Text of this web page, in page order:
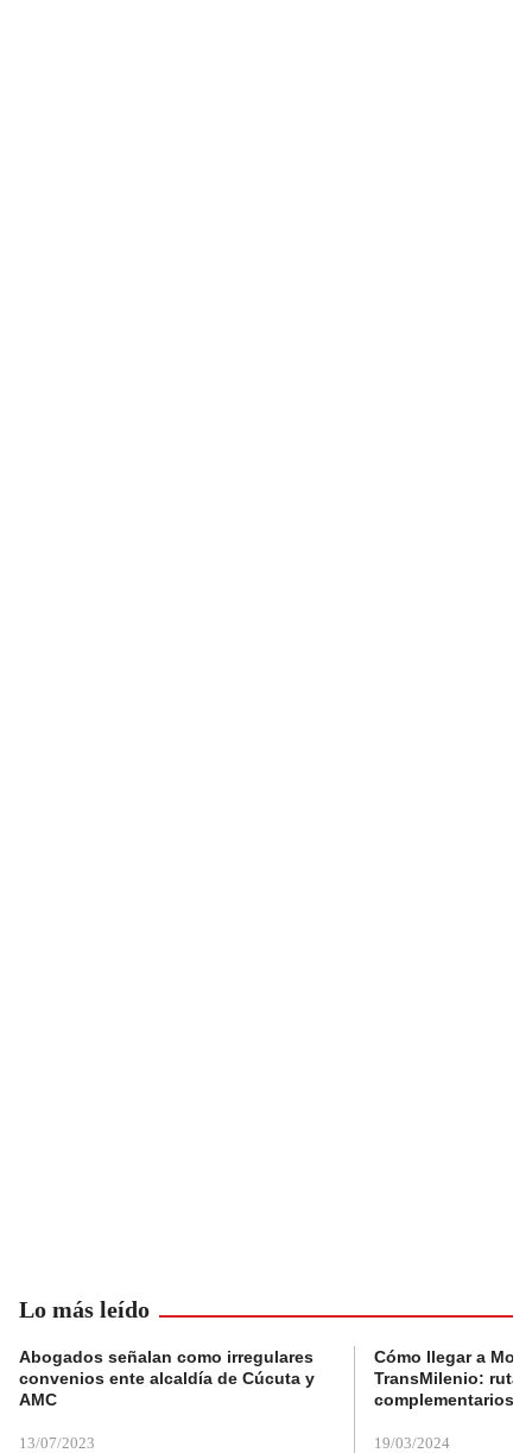
Lo más leído
Abogados señalan como irregulares
convenios ente alcaldía de Cúcuta y
AMC
13/07/2023
Cómo llegar a
TransMilenio:
complementarios
19/03/2024